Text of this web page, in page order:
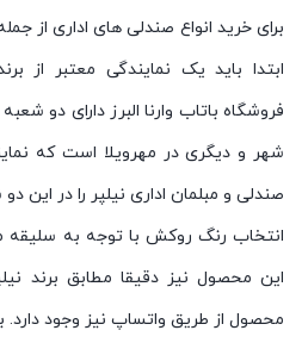
برای خرید انواع صندلی های اداری از
ابتدا باید یک نمایندگی معتبر از
فروشگاه باتاب وارنا البرز دارای دو
شهر و دیگری در مهرویلا است که
صندلی و مبلمان اداری نیلپر را در این
انتخاب رنگ روکش با توجه به سلیقه
این محصول نیز دقیقا مطابق برند
محصول از طریق واتساپ نیز وجود